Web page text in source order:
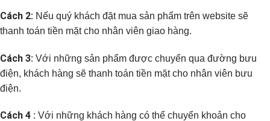
Cách 2: Nếu quý khách đặt mua sản phẩm trên website sẽ
thanh toán tiền mặt cho nhân viên giao hàng.
Cách 3: Với những sản phẩm được chuyển qua đường bưu
điện, khách hàng sẽ thanh toán tiền mặt cho nhân viên bưu
điện.
Cách 4 : Với những khách hàng có thể chuyển khoản cho